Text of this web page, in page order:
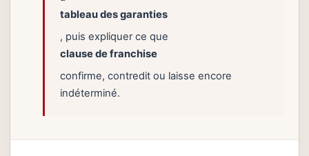
tableau des garanties
, puis expliquer ce que
clause de franchise
confirme, contredit ou laisse encore
indéterminé.